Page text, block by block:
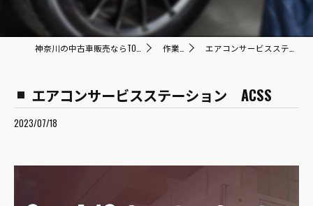
作業内容 エアコンサービスステーション ACSS
エアコンサービスステーション ACSS
2023/07/18